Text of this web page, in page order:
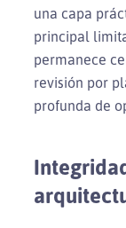
una capa
principal
permanece
revisión por
profunda de